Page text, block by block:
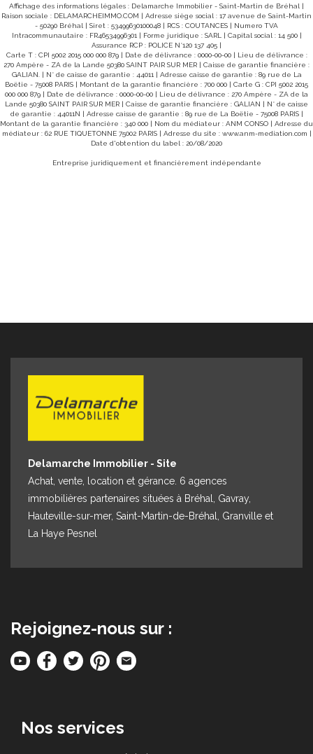
indexés sur les années 2021, 2022, 2023 (abonnements
compris) conformément à l'arrêté du 31 mars 2021 en
vigueur lors de l'établissement du DPE "Les informations
sur les risques auxquels ce bien est exposé sont
disponibles sur le site Géorisques :
www.georisques.gouv.fr" POUR VISITER : DELAMARCHE
IMMOBILIER, Florian GINARD 07.86.27.44.34
Affichage des informations légales : Delamarche Immobilier - Saint-Martin de Bréhal |
Raison sociale : DELAMARCHEIMMO.COM | Adresse siège social : 17 avenue de Saint-Martin
- 50290 Bréhal | Siret : 53499630100048 | RCS : COUTANCES | Numero TVA
Intracommunautaire : FR46534996301 | Forme juridique : SARL | Capital social : 14 500 |
Assurance RCP : POLICE N°120 137 405 |
Carte T : CPI 5002 2015 000 000 879 | Date de délivrance : 0000-00-00 | Lieu de délivrance :
270 Ampère - ZA de la Lande 50380 SAINT PAIR SUR MER | Caisse de garantie financière :
GALIAN. | N° de caisse de garantie : 44011 | Adresse caisse de garantie : 89 rue de La
Boëtie - 75008 PARIS | Montant de la garantie financière : 700 000 | Carte G : CPI 5002 2015
000 000 879 | Date de délivrance : 0000-00-00 | Lieu de délivrance : 270 Ampère - ZA de la
Lande 50380 SAINT PAIR SUR MER | Caisse de garantie financière : GALIAN | N° de caisse
de garantie : 44011N | Adresse caisse de garantie : 89 rue de La Boëtie - 75008 PARIS |
Montant de la garantie financière : 340 000 | Nom du médiateur : ANM CONSO | Adresse du
médiateur : 62 RUE TIQUETONNE 75002 PARIS | Adresse du site : www.anm-mediation.com |
Date d'obtention du label : 20/08/2020
Entreprise juridiquement et financièrement indépendante
Delamarche Immobilier - Site
Achat, vente, location et gérance. 6 agences
immobilières partenaires situées à Bréhal, Gavray,
Hauteville-sur-mer, Saint-Martin-de-Bréhal, Granville et
La Haye Pesnel
Rejoignez-nous sur :
Nos services